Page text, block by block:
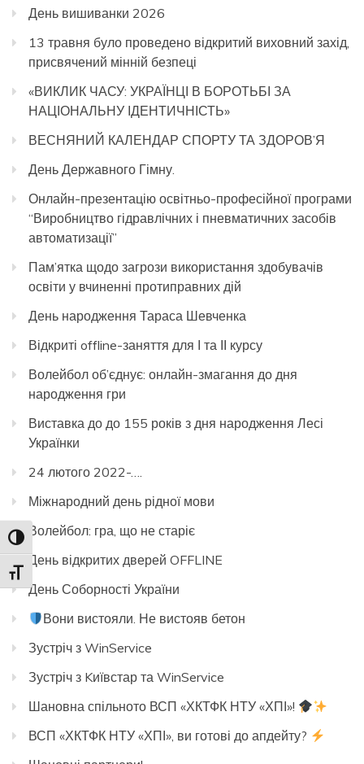
Toggle High Contrast
Toggle Font size
День вишиванки 2026
13 травня було проведено відкритий виховний захід,
присвячений мінній безпеці
«ВИКЛИК ЧАСУ: УКРАЇНЦІ В БОРОТЬБІ ЗА
НАЦІОНАЛЬНУ ІДЕНТИЧНІСТЬ»
ВЕСНЯНИЙ КАЛЕНДАР СПОРТУ ТА ЗДОРОВ’Я
День Державного Гімну.
Онлайн-презентацію освітньо-професійної програми
“Виробництво гідравлічних і пневматичних засобів
автоматизації”
Пам’ятка щодо загрози використання здобувачів
освіти у вчиненні протиправних дій
День народження Тараса Шевченка
Відкриті offline-заняття для І та ІІ курсу
Волейбол об’єднує: онлайн-змагання до дня
народження гри
Виставка до до 155 років з дня народження Лесі
Українки
24 лютого 2022-….
Міжнародний день рідної мови
Волейбол: гра, що не старіє
День відкритих дверей OFFLINE
День Соборності України
Вони вистояли. Не вистояв бетон
Зустріч з WinService
Зустріч з Kиївстар та WinService
Шановна спільното ВСП «ХКТФК НТУ «ХПІ»!
ВСП «ХКТФК НТУ «ХПІ», ви готові до апдейту?